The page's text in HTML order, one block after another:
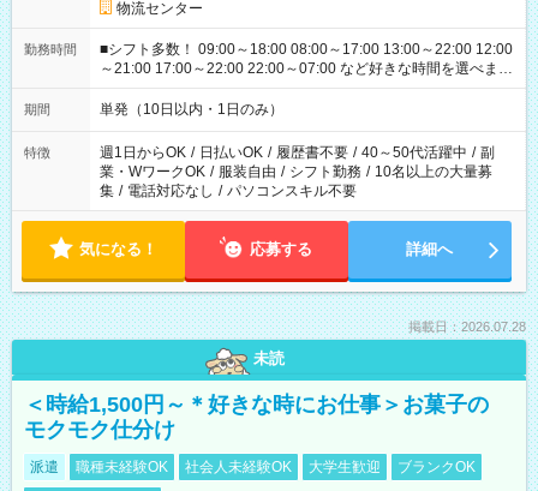
物流センター
勤務時間
■シフト多数！ 09:00～18:00 08:00～17:00 13:00～22:00 12:00
～21:00 17:00～22:00 22:00～07:00 など好きな時間を選べま
す！
期間 単発（10日以内・1日のみ）
特徴 週1日からOK / 日払いOK / 履歴書不要 / 40～50代活躍中 / 副
業・WワークOK / 服装自由 / シフト勤務 / 10名以上の大量募
集 / 電話対応なし / パソコンスキル不要
気になる！ 応募する 詳細へ
掲載日：2026.07.28
未読
＜時給1,500円～＊好きな時にお仕事＞お菓子の
モクモク仕分け
派遣 職種未経験OK 社会人未経験OK 大学生歓迎
ブランクOK